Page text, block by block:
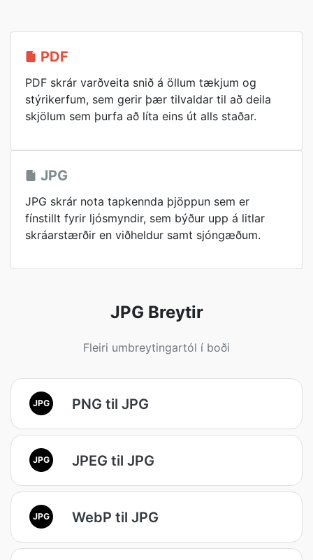
PDF
PDF skrár varðveita snið á öllum tækjum og
stýrikerfum, sem gerir þær tilvaldar til að deila
skjölum sem þurfa að líta eins út alls staðar.
JPG
JPG skrár nota tapkennda þjöppun sem er
fínstillt fyrir ljósmyndir, sem býður upp á litlar
skráarstærðir en viðheldur samt sjóngæðum.
JPG Breytir
Fleiri umbreytingartól í boði
JPG PNG til JPG
JPG JPEG til JPG
JPG WebP til JPG